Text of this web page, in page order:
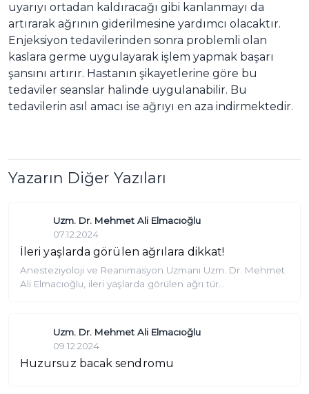
uyarıyı ortadan kaldıracağı gibi kanlanmayı da
artırarak ağrının giderilmesine yardımcı olacaktır.
Enjeksiyon tedavilerinden sonra problemli olan
kaslara germe uygulayarak işlem yapmak başarı
şansını artırır. Hastanın şikayetlerine göre bu
tedaviler seanslar halinde uygulanabilir. Bu
tedavilerin asıl amacı ise ağrıyı en aza indirmektedir.
Yazarın Diğer Yazıları
Uzm. Dr. Mehmet Ali Elmacıoğlu
07.12.2024
İleri yaşlarda görülen ağrılara dikkat!
Anesteziyoloji ve Reanimasyon Uzmanı Uzm. Dr. Mehmet
Ali Elmacıoğlu, ileri yaşlarda görülen ağrı tür...
Uzm. Dr. Mehmet Ali Elmacıoğlu
09.12.2024
Huzursuz bacak sendromu